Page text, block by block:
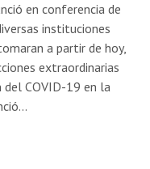
en conferencia de
instituciones
a partir de hoy,
extraordinarias
del COVID-19 en la